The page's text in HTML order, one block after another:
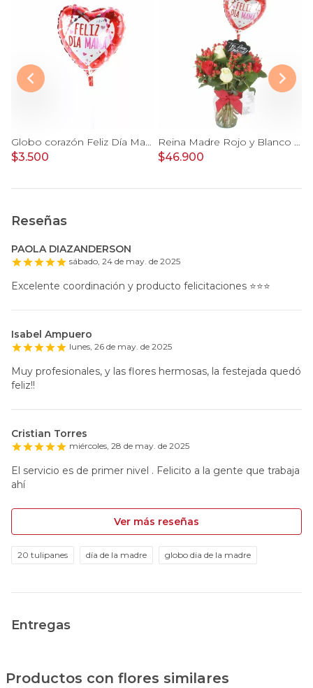
Globo corazón Feliz Día Mamá con corazoncitos 20cm
$3.500
Reina Madre Rojo y Blanco - Florero con 9 rosas e hypericum, globo y pizarra
$46.900
Reseñas
PAOLA DIAZANDERSON
sábado, 24 de may. de 2025
Excelente coordinación y producto felicitaciones ⭐️⭐️⭐️
Isabel Ampuero
lunes, 26 de may. de 2025
Muy profesionales, y las flores hermosas, la festejada quedó
feliz!!
Cristian Torres
miércoles, 28 de may. de 2025
El servicio es de primer nivel . Felicito a la gente que trabaja
ahí
Ver más reseñas
20 tulipanes día de la madre globo dia de la madre
Entregas
Productos con flores similares